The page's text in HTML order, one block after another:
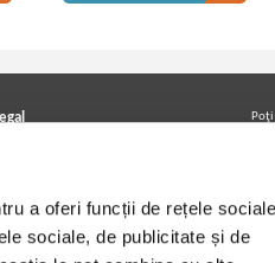
a oferi funcții de rețele
sociale, de publicitate și de
si conditii
cookie-uri